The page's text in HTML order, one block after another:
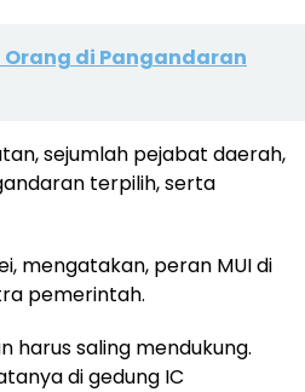
Orang di Pangandaran
sejumlah pejabat daerah,
terpilih, serta
mengatakan, peran MUI di
pemerintah.
harus saling mendukung.
di gedung IC